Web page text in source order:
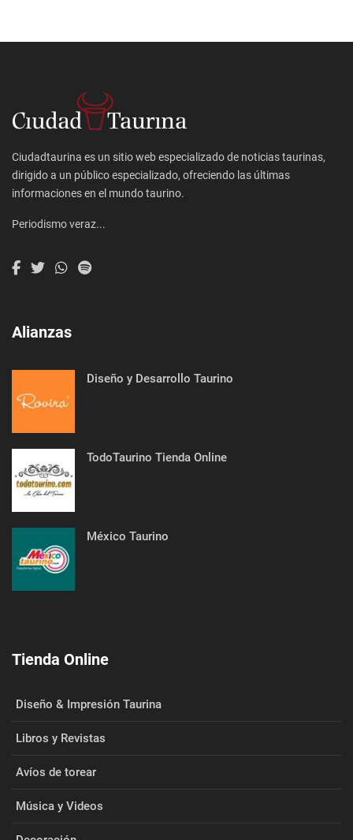
Ciudadtaurina es un sitio web especializado de noticias taurinas,
dirigido a un público especializado, ofreciendo las últimas
informaciones en el mundo taurino.
Periodismo veraz...
Alianzas
Diseño y Desarrollo Taurino
TodoTaurino Tienda Online
México Taurino
Tienda Online
Diseño & Impresión Taurina
Libros y Revistas
Avíos de torear
Música y Videos